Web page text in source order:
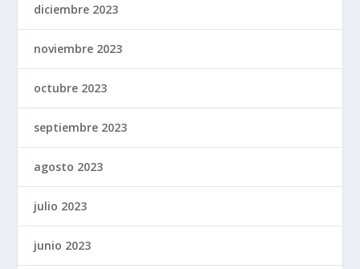
diciembre 2023
noviembre 2023
octubre 2023
septiembre 2023
agosto 2023
julio 2023
junio 2023